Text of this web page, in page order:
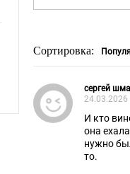
Сортировка:
сергей
24.03.2026
И кто
она
нужно
то.